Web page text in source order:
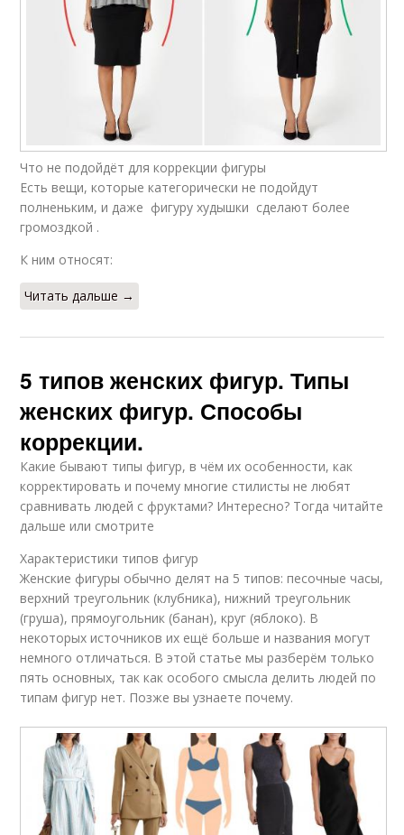
Что не подойдёт для коррекции фигуры
Есть вещи, которые категорически не подойдут
полненьким, и даже фигуру худышки сделают более
громоздкой .
К ним относят:
Читать дальше →
5 типов женских фигур. Типы
женских фигур. Способы
коррекции.
Какие бывают типы фигур, в чём их особенности, как
корректировать и почему многие стилисты не любят
сравнивать людей с фруктами? Интересно? Тогда читайте
дальше или смотрите
Характеристики типов фигур
Женские фигуры обычно делят на 5 типов: песочные часы,
верхний треугольник (клубника), нижний треугольник
(груша), прямоугольник (банан), круг (яблоко). В
некоторых источников их ещё больше и названия могут
немного отличаться. В этой статье мы разберём только
пять основных, так как особого смысла делить людей по
типам фигур нет. Позже вы узнаете почему.